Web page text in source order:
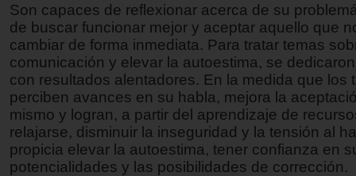
Son capaces de reflexionar acerca de su
de buscar funcionar mejor y aceptar aquello que
cambiar de forma inmediata. Para tratar temas
comunicación y elevar la autoestima, se
con resultados alentadores. En la medida que los
perciben avances en su habla, mejora la
mismo y logran, a partir del aprendizaje de
relajarse, disminuir la inseguridad y la tensión al
propicia elevar la autoestima, tener confianza en
potencialidades y las posibilidades de corrección.